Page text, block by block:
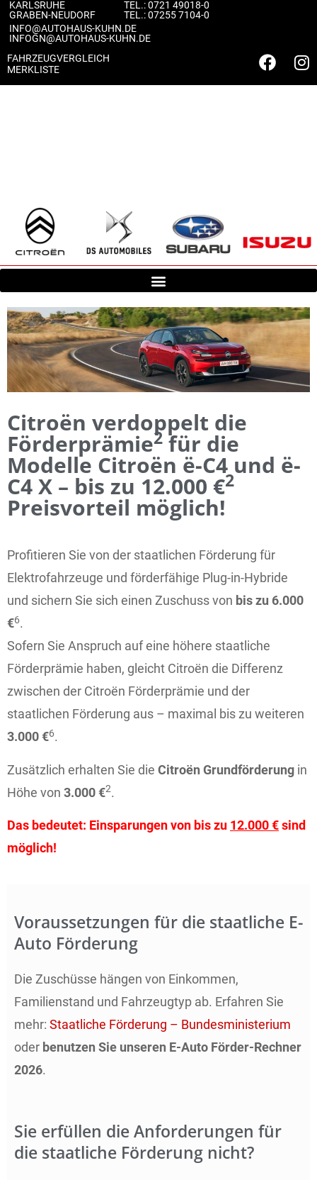
content
KARLSRUHE
GRABEN-NEUDORF
TEL.:0721 49018-0
TEL.:07255 7104-0
INFO@AUTOHAUS-KUHN.DE
INFOGN@AUTOHAUS-KUHN.DE
FAHRZEUGVERGLEICH
MERKLISTE
Citroën verdoppelt die
Förderprämie2 für die
Modelle Citroën ë-C4 und ë-
C4 X – bis zu 12.000 €2
Preisvorteil möglich!
Profitieren Sie von der staatlichen Förderung für
Elektrofahrzeuge und förderfähige Plug-in-Hybride
und sichern Sie sich einen Zuschuss von bis zu 6.000
€6.
Sofern Sie Anspruch auf eine höhere staatliche
Förderprämie haben, gleicht Citroën die Differenz
zwischen der Citroën Förderprämie und der
staatlichen Förderung aus – maximal bis zu weiteren
3.000 €6.
Zusätzlich erhalten Sie die Citroën Grundförderung in
Höhe von 3.000 €2.
Das bedeutet: Einsparungen von bis zu 12.000 €sind
möglich!
Voraussetzungen für die staatliche E-
Auto Förderung
Die Zuschüsse hängen von Einkommen,
Familienstand und Fahrzeugtyp ab. Erfahren Sie
mehr: Staatliche Förderung – Bundesministerium
oder benutzen Sie unseren E-Auto Förder-Rechner
2026.
Sie erfüllen die Anforderungen für
die staatliche Förderung nicht?